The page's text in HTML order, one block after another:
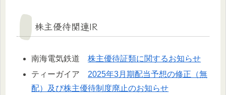
株主優待関連IR
南海電気鉄道株主優待証類に関するお知らせ
ティーガイア 2025年3月期配当予想の修正（無
配）及び株主優待制度廃止のお知らせ